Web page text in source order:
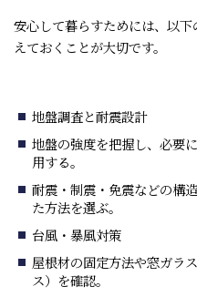
安心して暮らすためには、以
えておくことが大切です。
地盤調査と耐震設計
地盤の強度を把握し、必要
用する。
耐震・制震・免震などの構
た方法を選ぶ。
台風・暴風対策
屋根材の固定方法や窓ガラ
ス）を確認。